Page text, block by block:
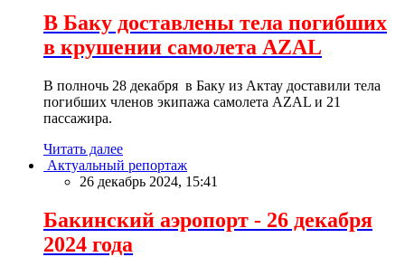
В Баку доставлены тела погибших
в крушении самолета AZAL
В полночь 28 декабря в Баку из Актау доставили тела
погибших членов экипажа самолета AZAL и 21
пассажира.
Читать далее
Актуальный репортаж
26 декабрь 2024, 15:41
Бакинский аэропорт - 26 декабря
2024 года